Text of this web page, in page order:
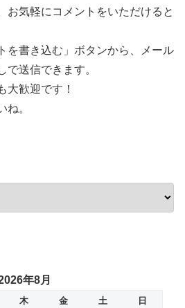
お気軽にコメントをいただけると
を書き込む」ボタンから、メール
で送信できます。
大歓迎です！
ね。
年8月
木 金 土
日